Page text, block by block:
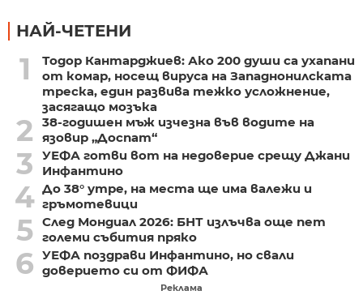
НАЙ-ЧЕТЕНИ
1
Тодор Кантарджиев: Ако 200 души са ухапани
от комар, носещ вируса на Западнонилската
треска, един развива тежко усложнение,
засягащо мозъка
2
38-годишен мъж изчезна във водите на
язовир „Доспат“
3
УЕФА готви вот на недоверие срещу Джани
Инфантино
4 До 38° утре, на места ще има валежи и
гръмотевици
5 След Мондиал 2026: БНТ излъчва още пет
големи събития пряко
6 УЕФА поздрави Инфантино, но свали
доверието си от ФИФА
Реклама